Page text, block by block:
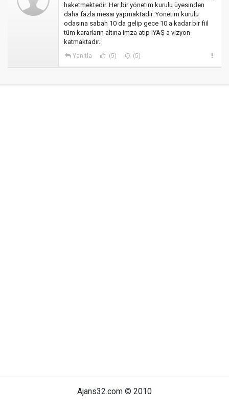
haketmektedir. Her bir yönetim kurulu üyesinden
daha fazla mesai yapmaktadır. Yönetim kurulu
odasına sabah 10 da gelip gece 10 a kadar bir fiil
tüm kararların altına imza atıp IYAŞ a vizyon
katmaktadır.
Yanıtla (5) (5)
Ajans32.com © 2010